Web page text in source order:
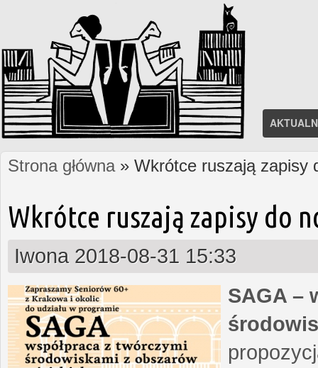
Jesteś tutaj
Strona główna» Wkrótce ruszają zapisy
Wkrótce ruszają zapisy do
Iwona 2018-08-31 15:33
SAGA –